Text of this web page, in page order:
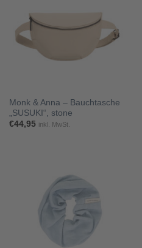
Monk & Anna – Bauchtasche
„SUSUKI“, stone
€44,95 inkl. MwSt.